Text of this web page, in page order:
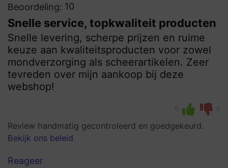
Beoordeling: 10
Snelle service, topkwaliteit producten
Snelle levering, scherpe prijzen en ruime
keuze aan kwaliteitsproducten voor zowel
mondverzorging als scheerartikelen. Zeer
tevreden over mijn aankoop bij deze
webshop!
0 0
Review handmatig gecontroleerd en goedgekeurd.
Bekijk ons beleid
Reageer